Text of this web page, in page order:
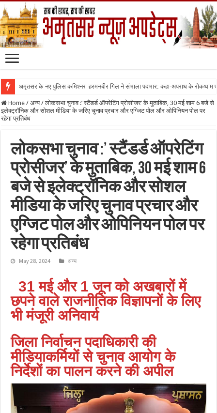
अमृतसर के नए पुलिस कमिश्नर हरमनबीर गिल ने संभाला पदभार: कहा-अपराध के रोकथाम
Home / अन्य / लोकसभा चुनाव :’ स्टैंडर्ड ऑपरेटिंग प्रोसीजर’ के मुताबिक, 30 मई शाम 6 बजे से
इलेक्ट्रॉनिक और सोशल मीडिया के जरिए चुनाव प्रचार और एग्जिट पोल और ओपिनियन पोल पर
रहेगा प्रतिबंध
लोकसभा चुनाव :’ स्टैंडर्ड ऑपरेटिंग
प्रोसीजर’ के मुताबिक, 30 मई शाम 6
बजे से इलेक्ट्रॉनिक और सोशल
मीडिया के जरिए चुनाव प्रचार और
एग्जिट पोल और ओपिनियन पोल पर
रहेगा प्रतिबंध
May 28, 2024 अन्य
31 मई और 1 जून को अखबारों में
छपने वाले राजनीतिक विज्ञापनों के लिए
भी मंजूरी अनिवार्य
जिला निर्वाचन पदाधिकारी की
मीडियाकर्मियों से चुनाव आयोग के
निर्देशों का पालन करने की अपील